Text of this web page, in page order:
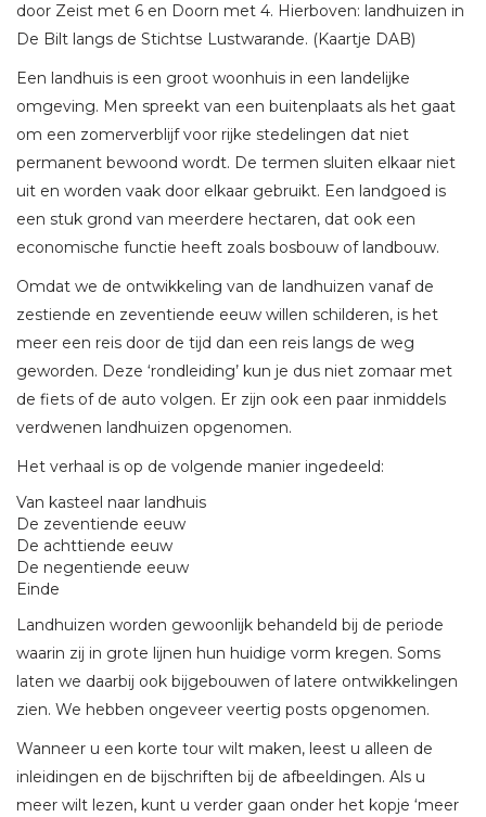
door Zeist met 6 en Doorn met 4. Hierboven: landhuizen in
De Bilt langs de Stichtse Lustwarande. (Kaartje DAB)
Een landhuis is een groot woonhuis in een landelijke
omgeving. Men spreekt van een buitenplaats als het gaat
om een zomerverblijf voor rijke stedelingen dat niet
permanent bewoond wordt. De termen sluiten elkaar niet
uit en worden vaak door elkaar gebruikt. Een landgoed is
een stuk grond van meerdere hectaren, dat ook een
economische functie heeft zoals bosbouw of landbouw.
Omdat we de ontwikkeling van de landhuizen vanaf de
zestiende en zeventiende eeuw willen schilderen, is het
meer een reis door de tijd dan een reis langs de weg
geworden. Deze ‘rondleiding’ kun je dus niet zomaar met
de fiets of de auto volgen. Er zijn ook een paar inmiddels
verdwenen landhuizen opgenomen.
Het verhaal is op de volgende manier ingedeeld:
Van kasteel naar landhuis
De zeventiende eeuw
De achttiende eeuw
De negentiende eeuw
Einde
Landhuizen worden gewoonlijk behandeld bij de periode
waarin zij in grote lijnen hun huidige vorm kregen. Soms
laten we daarbij ook bijgebouwen of latere ontwikkelingen
zien. We hebben ongeveer veertig posts opgenomen.
Wanneer u een korte tour wilt maken, leest u alleen de
inleidingen en de bijschriften bij de afbeeldingen. Als u
meer wilt lezen, kunt u verder gaan onder het kopje ‘meer